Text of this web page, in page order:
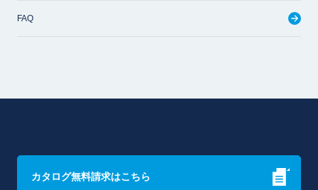
FAQ
カタログ無料請求はこちら